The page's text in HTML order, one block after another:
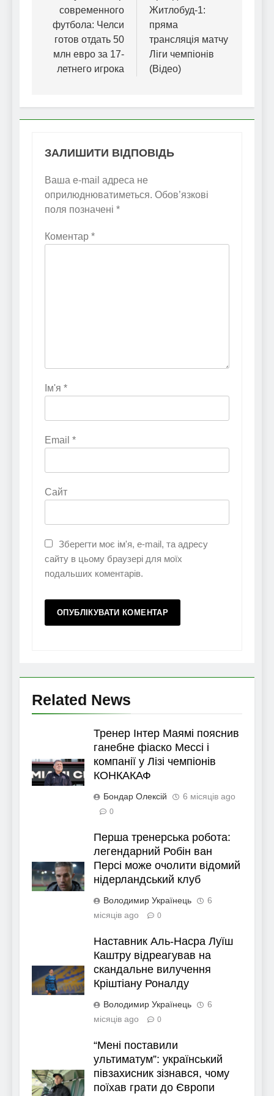
современного
футбола: Челси
готов отдать 50
млн евро за 17-
летнего игрока
Житлобуд-1:
пряма
трансляція матчу
Ліги чемпіонів
(Відео)
ЗАЛИШИТИ ВІДПОВІДЬ
Ваша e-mail адреса не
оприлюднюватиметься. Обов’язкові
поля позначені *
Коментар *
Ім'я *
Email *
Сайт
Зберегти моє ім'я, e-mail, та адресу
сайту в цьому браузері для моїх
подальших коментарів.
Related News
Тренер Інтер Маямі пояснив
ганебне фіаско Мессі і
компанії у Лізі чемпіонів
КОНКАКАФ
Бондар Олексій 6 місяців ago
0
Перша тренерська робота:
легендарний Робін ван
Персі може очолити відомий
нідерландський клуб
Володимир Українець
6
місяців ago
0
Наставник Аль-Насра Луїш
Каштру відреагував на
скандальне вилучення
Кріштіану Роналду
Володимир Українець
6
місяців ago
0
“Мені поставили
ультиматум”: український
півзахисник зізнався, чому
поїхав грати до Європи